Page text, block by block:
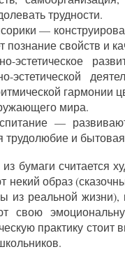
трудности.
—
познание свойств и
эстетическое
эстетической
гармонии
мира.
—
и бытовая
бумаги считается
некий образ
из реальной
свою
практику